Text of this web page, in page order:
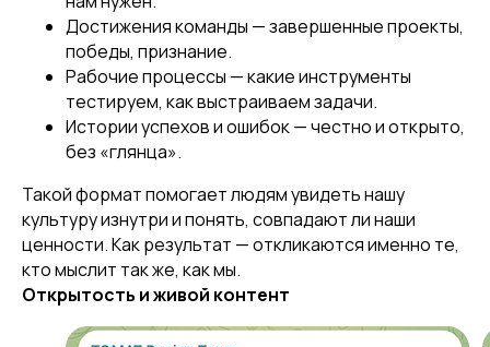
Достижения команды — завершенные проекты,
победы, признание.
Рабочие процессы — какие инструменты
тестируем, как выстраиваем задачи.
Истории успехов и ошибок — честно и открыто,
без «глянца».
Такой формат помогает людям увидеть нашу
культуру изнутри и понять, совпадают ли наши
ценности. Как результат — откликаются именно те,
кто мыслит так же, как мы.
Открытость и живой контент